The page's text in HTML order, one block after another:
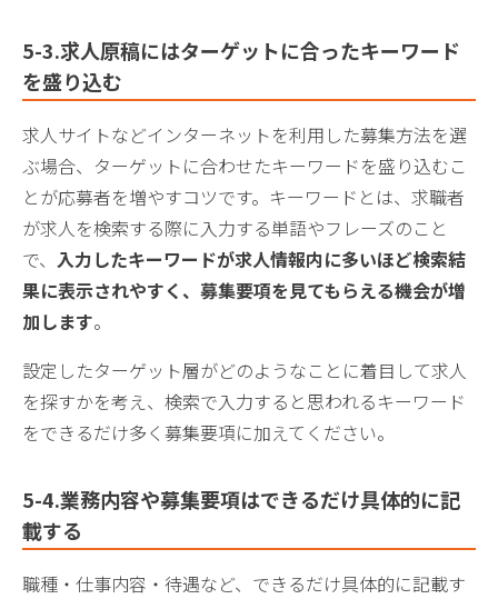
5-3.求人原稿にはターゲットに合ったキーワード
を盛り込む
求人サイトなどインターネットを利用した募集方法を選
ぶ場合、ターゲットに合わせたキーワードを盛り込むこ
とが応募者を増やすコツです。キーワードとは、求職者
が求人を検索する際に入力する単語やフレーズのこと
で、 入力したキーワードが求人情報内に多いほど検索結
果に表示されやすく、募集要項を見てもらえる機会が増
加します。
設定したターゲット層がどのようなことに着目して求人
を探すかを考え、検索で入力すると思われるキーワード
をできるだけ多く募集要項に加えてください。
5-4.業務内容や募集要項はできるだけ具体的に記
載する
職種・仕事内容・待遇など、できるだけ具体的に記載す